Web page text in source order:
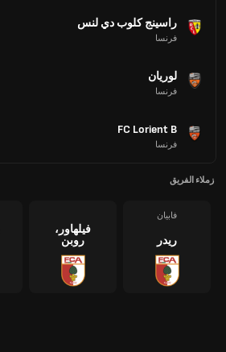
راسينج كلوب دي لنس
فرنسا
لوريان
فرنسا
FC Lorient B
فرنسا
زملاء الفريق
فابيان
ريدر
فيلهاور،
روبن